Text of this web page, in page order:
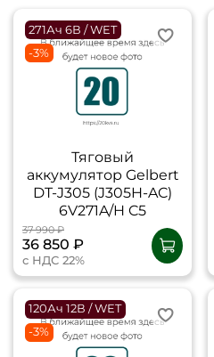
271Ач 6В / WET
-3%
Тяговый
аккумулятор Gelbert
DT-J305 (J305H-AC)
6V271A/H C5
37 990 ₽
36 850 ₽
с НДС 22%
120Ач 12В / WET
-3%